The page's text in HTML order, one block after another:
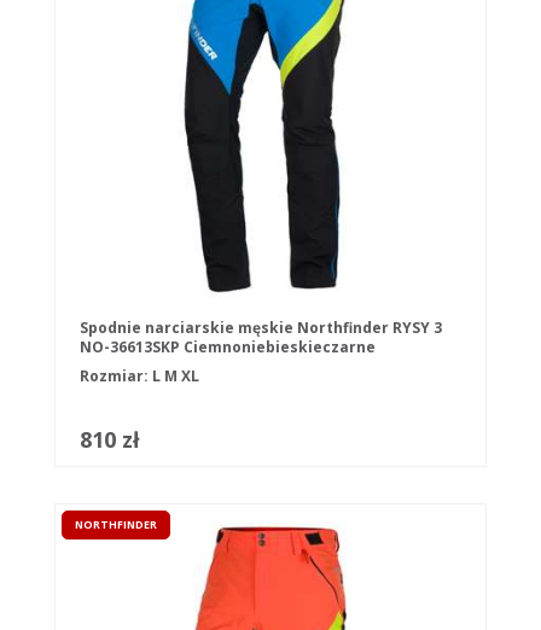
Spodnie narciarskie męskie Northfinder RYSY 3
NO-36613SKP Ciemnoniebieskieczarne
Rozmiar: L M XL
810 zł
NORTHFINDER